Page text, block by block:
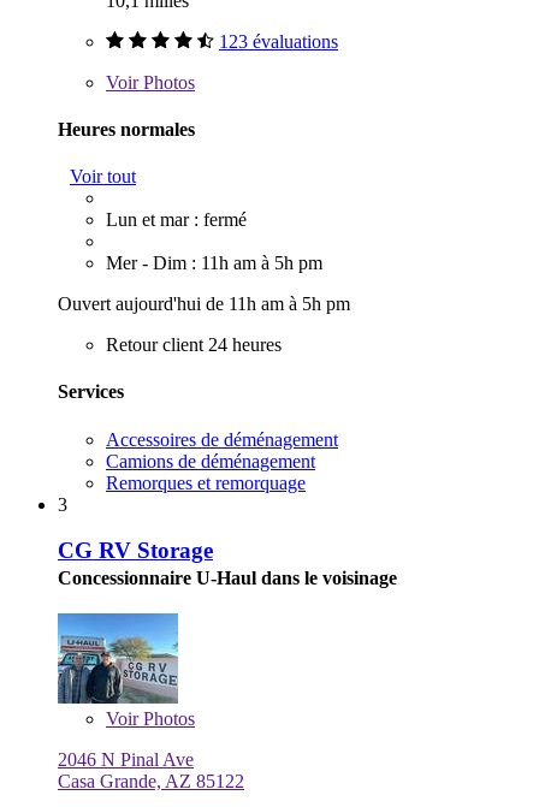
123 évaluations
VoirPhotos
Heures normales
Voir tout
Lun et mar : fermé
Mer - Dim : 11h am à 5h pm
Ouvert aujourd'hui de 11h am à 5h pm
Retour client 24 heures
Services
Accessoires de déménagement
Camions de déménagement
Remorques et remorquage
3
CG RV Storage
Concessionnaire U-Haul dans le voisinage
VoirPhotos
2046 N Pinal Ave
Casa Grande, AZ 85122